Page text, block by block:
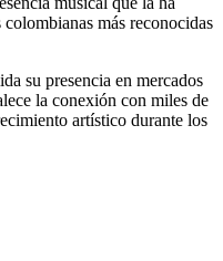
más reconocidas
su presencia en mercados
la conexión con miles de
artístico durante los